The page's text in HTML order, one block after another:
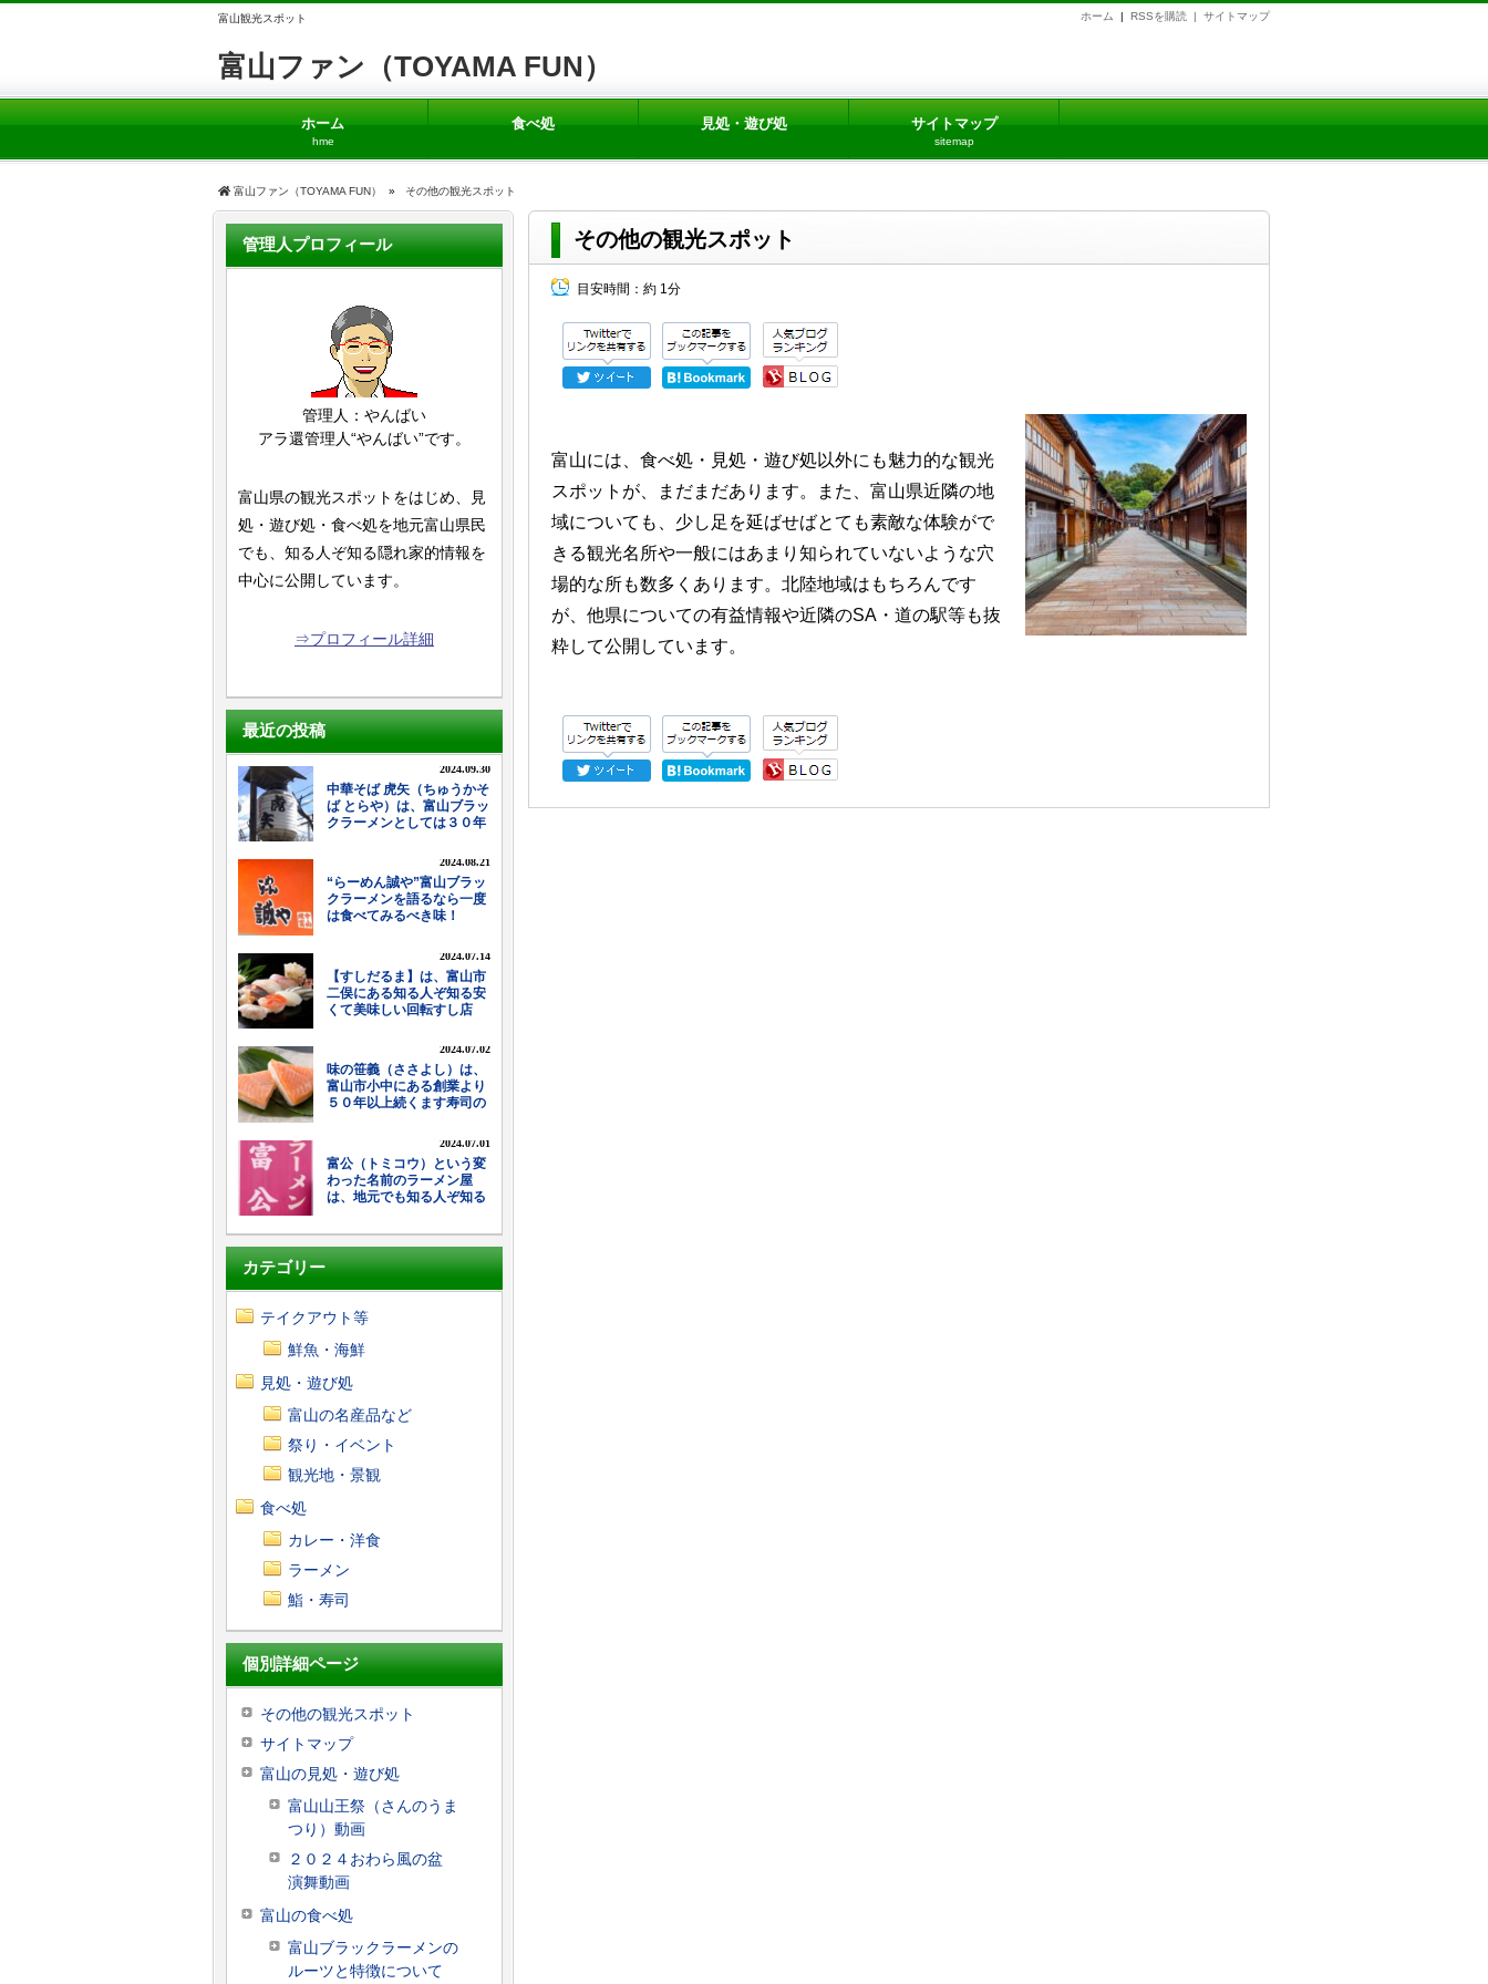
富山観光スポット サイトマップ
RSSを購読 |
ホーム |
富山ファン（TOYAMA FUN）
ホーム
hme
食べ処 見処・遊び処 サイトマップ
sitemap
富山ファン（TOYAMA FUN） » その他の観光スポット
その他の観光スポット
目安時間： 約 1分
富山には、食べ処・見処・遊び処以外にも魅力的な観光
スポットが、まだまだあります。また、富山県近隣の地
域についても、少し足を延ばせばとても素敵な体験がで
きる観光名所や一般にはあまり知られていないような穴
場的な所も数多くあります。北陸地域はもちろんです
が、他県についての有益情報や近隣のSA・道の駅等も抜
粋して公開しています。
管理人プロフィール
管理人：やんばい
アラ還管理人“やんばい”です。
富山県の観光スポットをはじめ、見
処・遊び処・食べ処を地元富山県民
でも、知る人ぞ知る隠れ家的情報を
中心に公開しています。
⇒プロフィール詳細
最近の投稿
2024.09.30
中華そば 虎矢（ちゅうかそ
ば とらや）は、富山ブラッ
クラーメンとしては３０年
2024.08.21
“らーめん誠や”富山ブラッ
クラーメンを語るなら一度
は食べてみるべき味！
2024.07.14
【すしだるま】は、富山市
二俣にある知る人ぞ知る安
くて美味しい回転すし店
2024.07.02
味の笹義（ささよし）は、
富山市小中にある創業より
５０年以上続くます寿司の
2024.07.01
富公（トミコウ）という変
わった名前のラーメン屋
は、地元でも知る人ぞ知る
カテゴリー
テイクアウト等
鮮魚・海鮮
見処・遊び処
富山の名産品など
祭り・イベント
観光地・景観
食べ処
カレー・洋食
ラーメン
鮨・寿司
個別詳細ページ
その他の観光スポット
サイトマップ
富山の見処・遊び処
富山山王祭（さんのうま
つり）動画
２０２４おわら風の盆
演舞動画
富山の食べ処
富山ブラックラーメンの
ルーツと特徴について